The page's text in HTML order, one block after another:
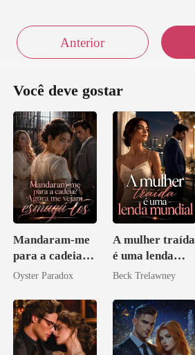
Anterior
Você deve gostar
Mandaram-me
para a cadeia?
Agora me
los
Oyster Paradox
A mulher traída
é uma lenda
mundial
Beck Trelawney